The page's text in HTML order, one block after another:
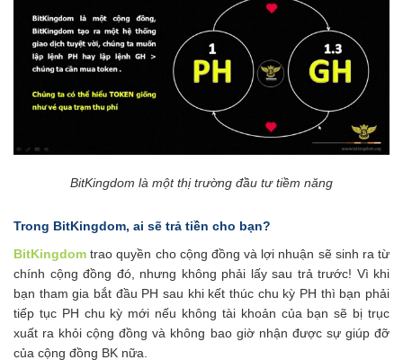
BitKingdom là một thị trường đầu tư tiềm năng
Trong BitKingdom, ai sẽ trả tiền cho bạn?
BitKingdom trao quyền cho cộng đồng và lợi nhuận sẽ sinh ra từ
chính cộng đồng đó, nhưng không phải lấy sau trả trước! Vì khi
bạn tham gia bắt đầu PH sau khi kết thúc chu kỳ PH thì bạn phải
tiếp tục PH chu kỳ mới nếu không tài khoản của bạn sẽ bị trục
xuất ra khỏi cộng đồng và không bao giờ nhận được sự giúp đỡ
của cộng đồng BK nữa.